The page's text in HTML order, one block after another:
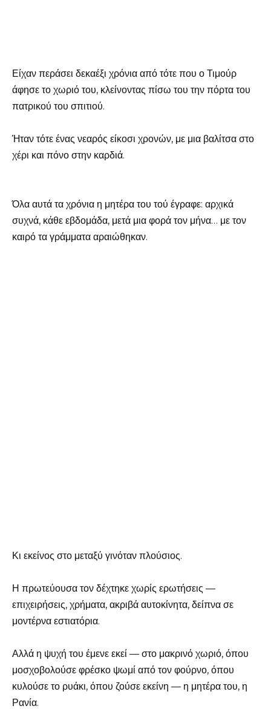
Είχαν περάσει δεκαέξι χρόνια από τότε που ο Τιμούρ
άφησε το χωριό του, κλείνοντας πίσω του την πόρτα του
πατρικού του σπιτιού.
Ήταν τότε ένας νεαρός είκοσι χρονών, με μια βαλίτσα στο
χέρι και πόνο στην καρδιά.
Όλα αυτά τα χρόνια η μητέρα του τού έγραφε: αρχικά
συχνά, κάθε εβδομάδα, μετά μια φορά τον μήνα… με τον
καιρό τα γράμματα αραιώθηκαν.
Κι εκείνος στο μεταξύ γινόταν πλούσιος.
Η πρωτεύουσα τον δέχτηκε χωρίς ερωτήσεις —
επιχειρήσεις, χρήματα, ακριβά αυτοκίνητα, δείπνα σε
μοντέρνα εστιατόρια.
Αλλά η ψυχή του έμενε εκεί — στο μακρινό χωριό, όπου
μοσχοβολούσε φρέσκο ψωμί από τον φούρνο, όπου
κυλούσε το ρυάκι, όπου ζούσε εκείνη — η μητέρα του, η
Ρανία.